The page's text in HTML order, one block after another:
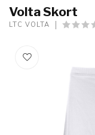
Volta Skort
LTC VOLTA